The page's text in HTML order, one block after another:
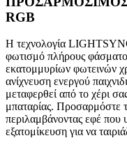
RGB
Η τεχνολογία
φωτισμό πλήρους
εκατομμυρίων φωτεινών
ανίχνευση ενεργού
μεταφερθεί από το χέρι
μπαταρίας. Προσαρμόστε
περιλαμβάνοντας εφέ που
εξατομίκευση για να